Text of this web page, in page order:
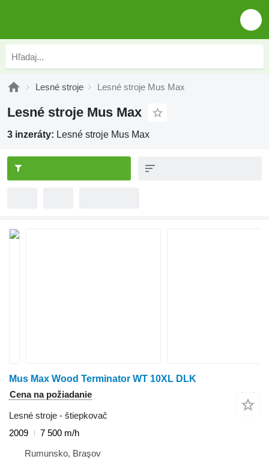
Lesné stroje Lesné stroje Mus Max
Lesné stroje Mus Max
3 inzeráty: Lesné stroje Mus Max
Mus Max Wood Terminator WT 10XL DLK
Cena na požiadanie
Lesné stroje - štiepkovač
2009
7 500 m/h
Rumunsko, Braşov